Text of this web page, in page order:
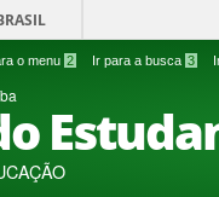
o menu 2 Ir para a busca 3